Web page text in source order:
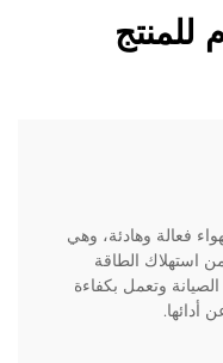
للمنتج
فعالة وهادئة، وهي
استهلاك الطاقة
وتعمل بكفاءة